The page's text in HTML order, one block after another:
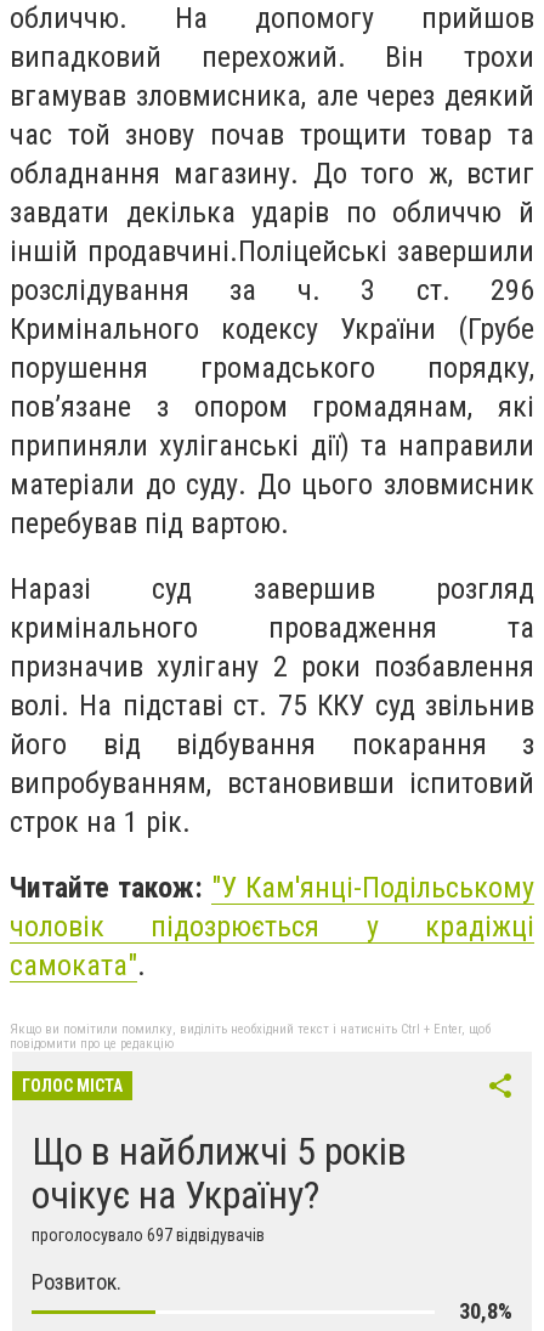
обличчю. На допомогу прийшов
випадковий перехожий. Він трохи
вгамував зловмисника, але через деякий
час той знову почав трощити товар та
обладнання магазину. До того ж, встиг
завдати декілька ударів по обличчю й
іншій продавчині.Поліцейські завершили
розслідування за ч. 3 ст. 296
Кримінального кодексу України (Грубе
порушення громадського порядку,
пов’язане з опором громадянам, які
припиняли хуліганські дії) та направили
матеріали до суду. До цього зловмисник
перебував під вартою.
Наразі суд завершив розгляд
кримінального провадження та
призначив хулігану 2 роки позбавлення
волі. На підставі ст. 75 ККУ суд звільнив
його від відбування покарання з
випробуванням, встановивши іспитовий
строк на 1 рік.
Читайте також: "У Кам'янці-Подільському
чоловік підозрюється у крадіжці
самоката".
Якщо ви помітили помилку, виділіть необхідний текст і натисніть Ctrl + Enter, щоб
повідомити про це редакцію
ГОЛОС МІСТА
Що в найближчі 5 років
очікує на Україну?
проголосувало 697 відвідувачів
Розвиток.
30,8%